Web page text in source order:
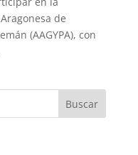
de
(AAGYPA), con